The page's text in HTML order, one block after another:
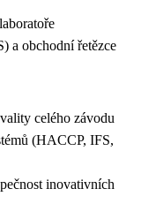
a obchodní řetězce
celého závodu
(HACCP, IFS,
inovativních